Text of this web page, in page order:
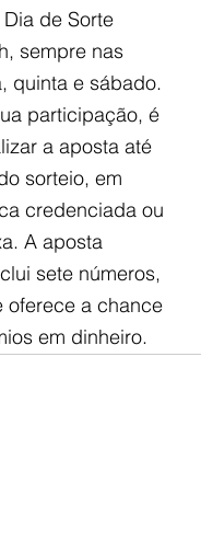
de Sorte
sempre nas
quinta e sábado.
participação, é
a aposta até
sorteio, em
credenciada ou
A aposta
sete números,
oferece a chance
em dinheiro.